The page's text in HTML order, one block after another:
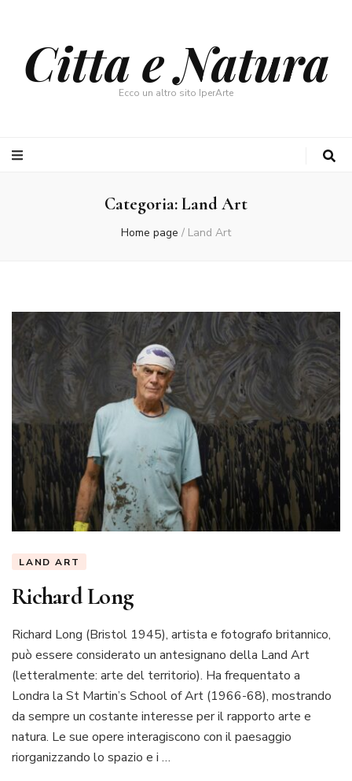
Citta e Natura
Ecco un altro sito IperArte
Categoria:Land Art
Home page / Land Art
LAND ART
Richard Long
Richard Long (Bristol 1945), artista e fotografo britannico,
può essere considerato un antesignano della Land Art
(letteralmente: arte del territorio). Ha frequentato a
Londra la St Martin’s School of Art (1966-68), mostrando
da sempre un costante interesse per il rapporto arte e
natura. Le sue opere interagiscono con il paesaggio
riorganizzando lo spazio e i …